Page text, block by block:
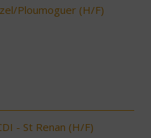
Ploumoguer (H/F)
- St Renan (H/F)